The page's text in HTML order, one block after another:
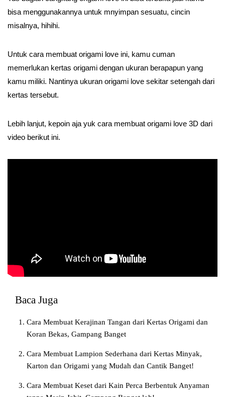
bisa menggunakannya untuk mnyimpan sesuatu, cincin
misalnya, hihihi.
Untuk cara membuat origami love ini, kamu cuman
memerlukan kertas origami dengan ukuran berapapun yang
kamu miliki. Nantinya ukuran origami love sekitar setengah dari
kertas tersebut.
Lebih lanjut, kepoin aja yuk cara membuat origami love 3D dari
video berikut ini.
Baca Juga
Cara Membuat Kerajinan Tangan dari Kertas Origami dan
Koran Bekas, Gampang Banget
Cara Membuat Lampion Sederhana dari Kertas Minyak,
Karton dan Origami yang Mudah dan Cantik Banget!
Cara Membuat Keset dari Kain Perca Berbentuk Anyaman